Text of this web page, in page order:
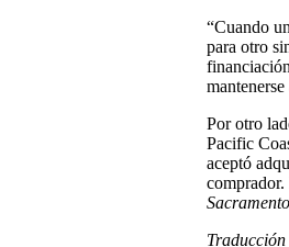
“Cuando
para otro
Por otro
Pacific
aceptó
Traducción